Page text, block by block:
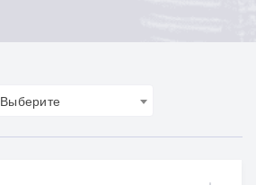
Выберите